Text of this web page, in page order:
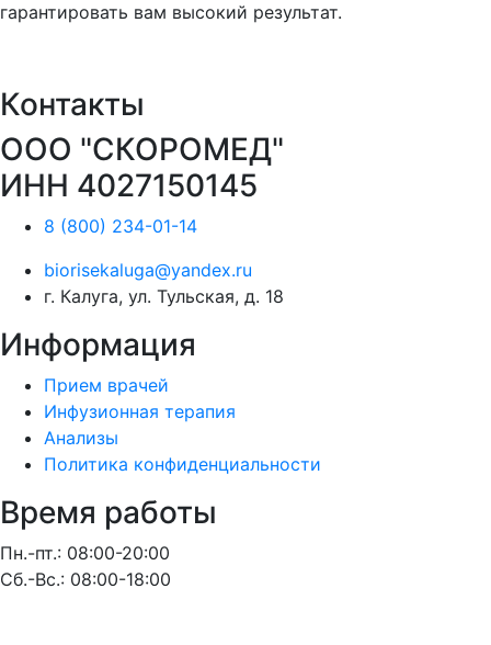
гарантировать вам высокий результат.
Контакты
ООО "СКОРОМЕД"
ИНН 4027150145
8 (800) 234-01-14
biorisekaluga@yandex.ru
г. Калуга, ул. Тульская, д. 18
Информация
Прием врачей
Инфузионная терапия
Анализы
Политика конфиденциальности
Время работы
Пн.-пт.: 08:00-20:00
Сб.-Вс.: 08:00-18:00